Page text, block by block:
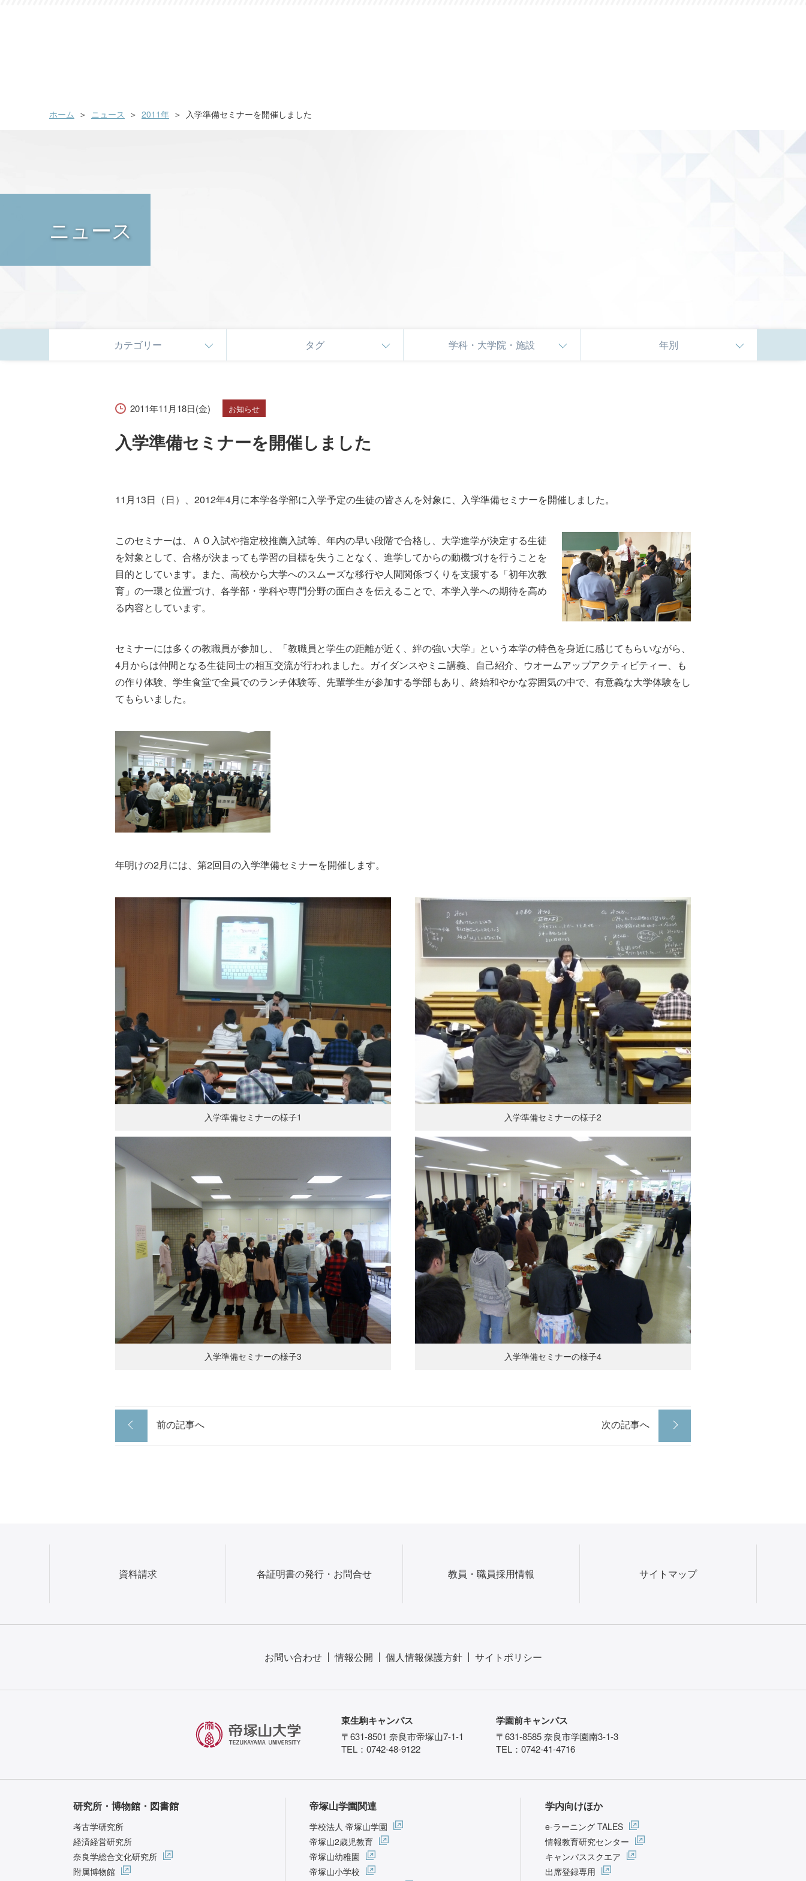
ホーム ニュース 2011年 入学準備セミナーを開催しました
ニュース
カテゴリー タグ 学科・大学院・施設 年別
2011年11月18日(金) お知らせ
入学準備セミナーを開催しました
11月13日（日）、2012年4月に本学各学部に入学予定の生徒の皆さんを対象に、入学準備セミナーを開催しました。
このセミナーは、ＡＯ入試や指定校推薦入試等、年内の早い段階で合格し、 大学進学が決定する生徒
を対象として、合格が決まっても学習の目標を失うことなく、進学してからの動機づけを行うことを
目的としています。また、高校から大学へのスムーズな移行や人間関係づくりを支援する「初年次教
育」の一環と位置づけ、各学部・学科や専門分野の面白さを伝えることで、本学入学への期待を高め
る内容としています。
セミナーには多くの教職員が参加し、「教職員と学生の距離が近く、絆の強い大学」という本学の特色を身近に感じてもらいながら、
4月からは仲間となる生徒同士の相互交流が行われました。ガイダンスやミニ講義、自己紹介、ウオームアップアクティビティー、も
の作り体験、学生食堂で全員でのランチ体験等、先輩学生が参加する学部もあり、終始和やかな雰囲気の中で、有意義な大学体験をし
てもらいました。
年明けの2月には、第2回目の入学準備セミナーを開催します。
入学準備セミナーの様子1 入学準備セミナーの様子2
入学準備セミナーの様子3 入学準備セミナーの様子4
前の記事へ 次の記事へ
資料請求 各証明書の発行・お問合せ 教員・職員採用情報 サイトマップ
お問い合わせ 情報公開 個人情報保護方針 サイトポリシー
東生駒キャンパス
〒631-8501 奈良市帝塚山7-1-1
TEL：0742-48-9122
学園前キャンパス
〒631-8585 奈良市学園南3-1-3
TEL：0742-41-4716
研究所・博物館・図書館
考古学研究所
経済経営研究所
奈良学総合文化研究所
附属博物館
帝塚山学園関連
学校法人 帝塚山学園
帝塚山2歳児教育
帝塚山幼稚園
帝塚山小学校
学内向けほか
e-ラーニング TALES
情報教育研究センター
キャンパススクエア
出席登録専用